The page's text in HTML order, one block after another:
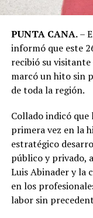
PUNTA CANA.–
informó que este
recibió su
marcó un hito sin
de toda la región.
Collado indicó
primera vez en la
estratégico
público y privado,
Luis Abinader y la
en los
labor sin